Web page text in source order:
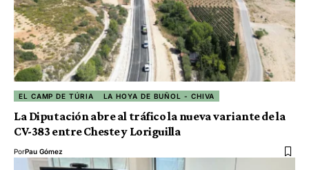
EL CAMP DE TÚRIA LA HOYA DE BUÑOL - CHIVA
La Diputación abre al tráfico la nueva variante de la
CV-383 entre Cheste y Loriguilla
PorPau Gómez